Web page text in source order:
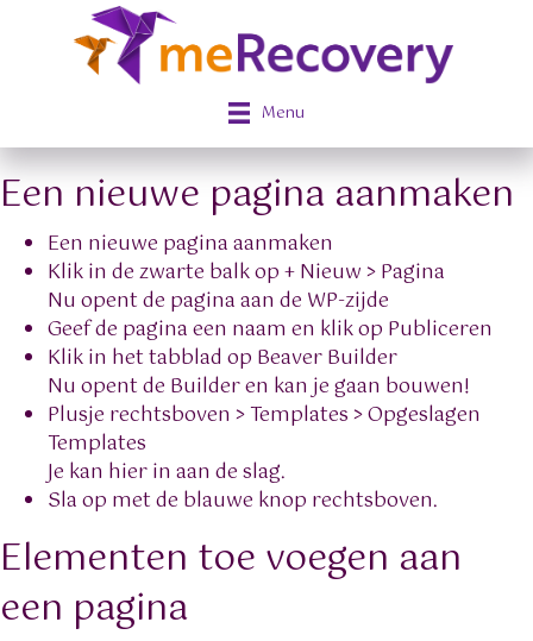
Menu
Een nieuwe pagina aanmaken
Een nieuwe pagina aanmaken
Klik in de zwarte balk op + Nieuw > Pagina
Nu opent de pagina aan de WP-zijde
Geef de pagina een naam en klik op Publiceren
Klik in het tabblad op Beaver Builder
Nu opent de Builder en kan je gaan bouwen!
Plusje rechtsboven > Templates > Opgeslagen
Templates
Je kan hier in aan de slag.
Sla op met de blauwe knop rechtsboven.
Elementen toe voegen aan
een pagina